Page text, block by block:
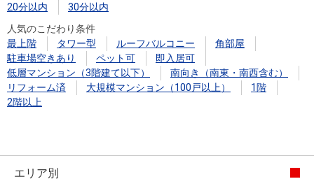
20分以内
30分以内
人気のこだわり条件
最上階
タワー型 ルーフバルコニー
角部屋
駐車場空きあり
ペット可
即入居可
低層マンション（3階建て以下）
南向き（南東・南西含む）
リフォーム済
大規模マンション（100戸以上）
1階
2階以上
エリア別